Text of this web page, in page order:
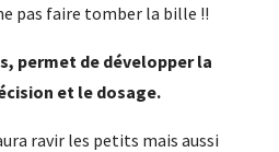
pas faire tomber la bille !!
permet de développer la
et le dosage.
ravir les petits mais aussi